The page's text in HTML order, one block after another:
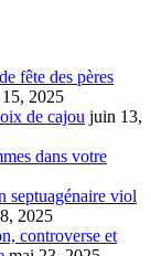
fête des pères
2025
de cajou juin 13,
dans votre
septuagénaire viol
2025
controverse et